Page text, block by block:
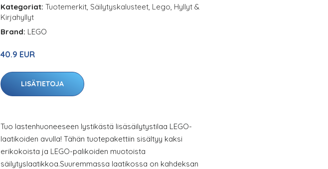
Kategoriat: Tuotemerkit, Säilytyskalusteet, Lego, Hyllyt &
Kirjahyllyt
Brand: LEGO
40.9 EUR
LISÄTIETOJA
Tuo lastenhuoneeseen lystikästä lisäsäilytystilaa LEGO-
laatikoiden avulla! Tähän tuotepakettiin sisältyy kaksi
erikokoista ja LEGO-palikoiden muotoista
säilytyslaatikkoa.Suuremmassa laatikossa on kahdeksan